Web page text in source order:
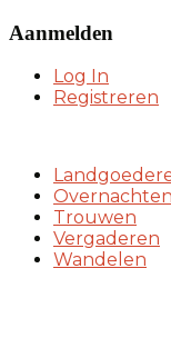
Aanmelden
Log In
Registreren
Overnachten
Trouwen
Vergaderen
Wandelen